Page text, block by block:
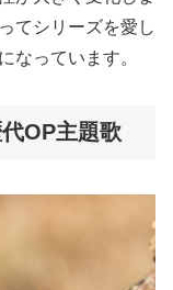
てシリーズを愛し
なっています。
OP主題歌